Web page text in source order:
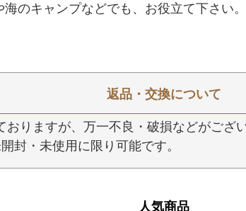
のキャンプなどでも、お役立て下さい。
返品・交換について
りますが、万一不良・破損などがござ
封・未使用に限り可能です。
人気商品